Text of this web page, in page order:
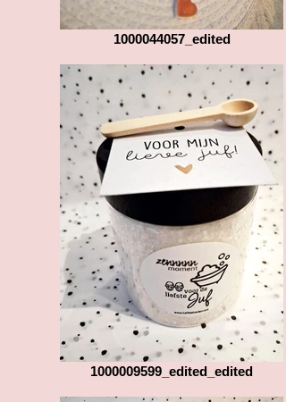
1000044057_edited
1000009599_edited_edited